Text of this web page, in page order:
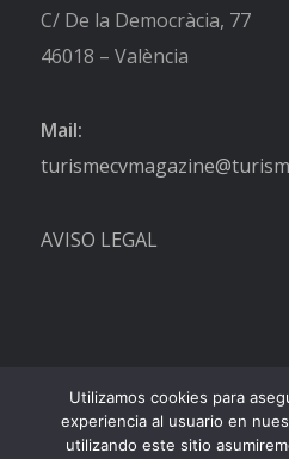
C/ De la Democràcia, 77
46018 – València
Mail:
AVISO LEGAL
Utilizamos cookies para
experiencia al usuario en
utilizando este sitio